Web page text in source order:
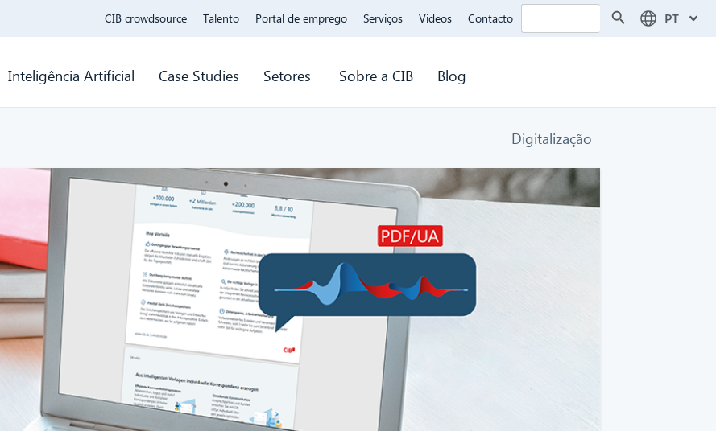
CIB crowdsource Talento Portal de emprego Serviços Videos Contacto Search PT
Inteligência Artificial Case Studies Setores Sobre a CIB Blog
Digitalização